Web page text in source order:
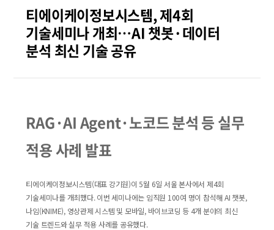
티에이케이정보시스템, 제4회
기술세미나 개최…AI 챗봇·데이터
분석 최신 기술 공유
RAG·AI Agent·노코드 분석 등 실무
적용 사례 발표
티에이케이정보시스템(대표 강기원)이 5월 6일 서울 본사에서 제4회
기술세미나를 개최했다. 이번 세미나에는 임직원 100여 명이 참석해 AI 챗봇,
나임(KNIME), 영상관제 시스템 및 모바일, 바이브코딩 등 4개 분야의 최신
기술 트렌드와 실무 적용 사례를 공유했다.